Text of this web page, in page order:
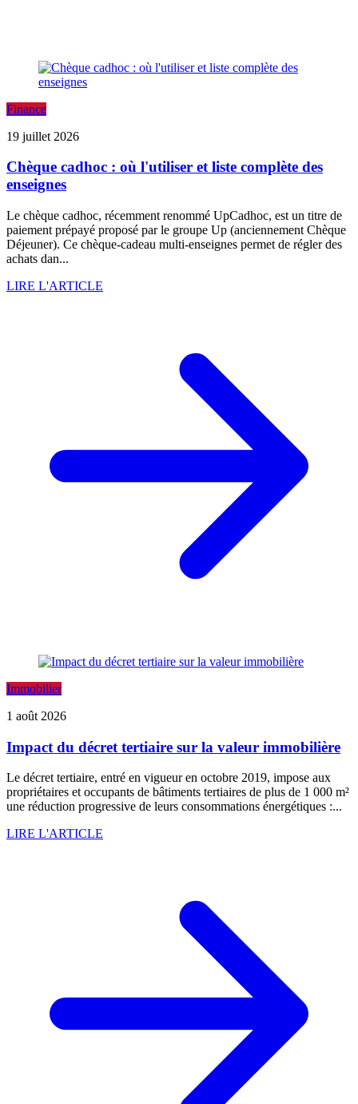
Finance
19 juillet 2026
Chèque cadhoc : où l'utiliser et liste complète des
enseignes
Le chèque cadhoc, récemment renommé UpCadhoc, est un titre de
paiement prépayé proposé par le groupe Up (anciennement Chèque
Déjeuner). Ce chèque-cadeau multi-enseignes permet de régler des
achats dan...
LIRE L'ARTICLE
Immobilier
1 août 2026
Impact du décret tertiaire sur la valeur immobilière
Le décret tertiaire, entré en vigueur en octobre 2019, impose aux
propriétaires et occupants de bâtiments tertiaires de plus de 1 000 m²
une réduction progressive de leurs consommations énergétiques :...
LIRE L'ARTICLE